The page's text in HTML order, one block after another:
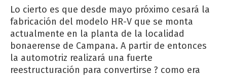
Lo cierto es que desde mayo próximo cesará la
fabricación del modelo HR-V que se monta
actualmente en la planta de la localidad
bonaerense de Campana. A partir de entonces
la automotriz realizará una fuerte
reestructuración para convertirse ? como era